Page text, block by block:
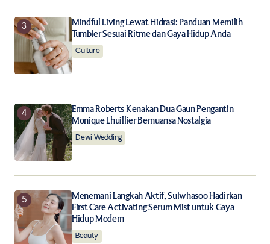
Submit Comment
Mindful Living Lewat Hidrasi: Panduan Memilih
Tumbler Sesuai Ritme dan Gaya Hidup Anda
Culture
Emma Roberts Kenakan Dua Gaun Pengantin
Monique Lhuillier Bernuansa Nostalgia
Dewi Wedding
Menemani Langkah Aktif, Sulwhasoo Hadirkan
First Care Activating Serum Mist untuk Gaya
Hidup Modern
Beauty